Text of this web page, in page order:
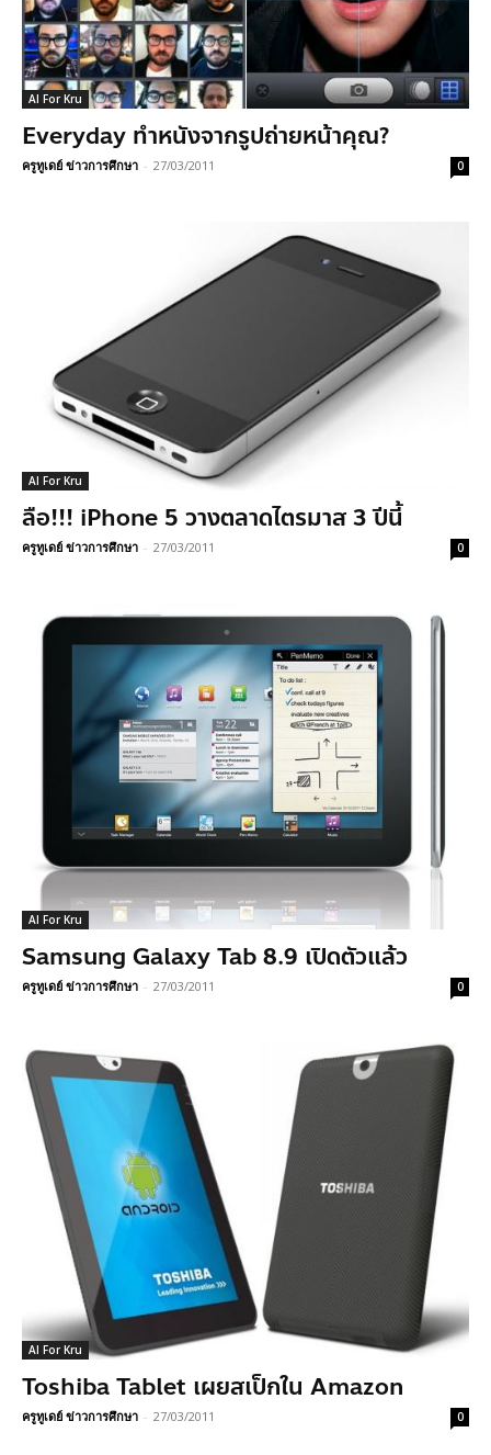
AI For Kru
Everyday ทำหนังจากรูปถ่ายหน้าคุณ?
ครูทูเดย์ ข่าวการศึกษา - 27/03/2011 0
AI For Kru
ลือ!!! iPhone 5 วางตลาดไตรมาส 3 ปีนี้
ครูทูเดย์ ข่าวการศึกษา - 27/03/2011 0
AI For Kru
Samsung Galaxy Tab 8.9 เปิดตัวแล้ว
ครูทูเดย์ ข่าวการศึกษา - 27/03/2011 0
AI For Kru
Toshiba Tablet เผยสเป็กใน Amazon
ครูทูเดย์ ข่าวการศึกษา - 27/03/2011 0